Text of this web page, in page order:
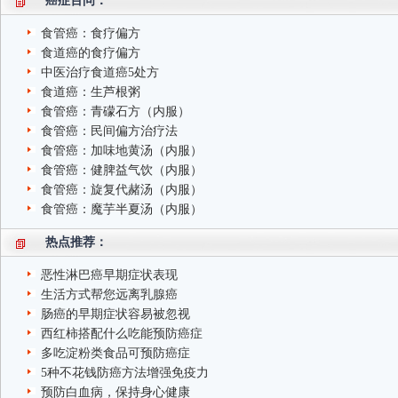
食管癌：食疗偏方
食道癌的食疗偏方
中医治疗食道癌5处方
食道癌：生芦根粥
食管癌：青礞石方（内服）
食管癌：民间偏方治疗法
食管癌：加味地黄汤（内服）
食管癌：健脾益气饮（内服）
食管癌：旋复代赭汤（内服）
食管癌：魔芋半夏汤（内服）
热点推荐：
恶性淋巴癌早期症状表现
生活方式帮您远离乳腺癌
肠癌的早期症状容易被忽视
西红柿搭配什么吃能预防癌症
多吃淀粉类食品可预防癌症
5种不花钱防癌方法增强免疫力
预防白血病，保持身心健康